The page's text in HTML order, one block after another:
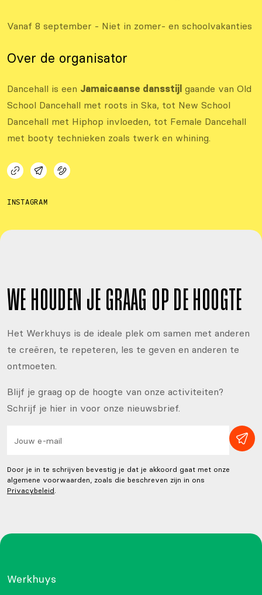
Vanaf 8 september - Niet in zomer- en schoolvakanties
Over de organisator
Dancehall is een Jamaicaanse dansstijl gaande van Old
School Dancehall met roots in Ska, tot New School
Dancehall met Hiphop invloeden, tot Female Dancehall
met booty technieken zoals twerk en whining.
INSTAGRAM
WE HOUDEN JE GRAAG OP DE HOOGTE
Het Werkhuys is de ideale plek om samen met anderen
te creëren, te repeteren, les te geven en anderen te
ontmoeten.
Blijf je graag op de hoogte van onze activiteiten?
Schrijf je hier in voor onze nieuwsbrief.
Door je in te schrijven bevestig je dat je akkoord gaat met onze
algemene voorwaarden, zoals die beschreven zijn in ons
Privacybeleid.
Werkhuys